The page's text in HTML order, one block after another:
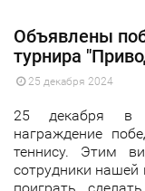
Объявлены
турнира
25 декабря 2024
25 декабря в
награждение
теннису. Этим
сотрудники нашей